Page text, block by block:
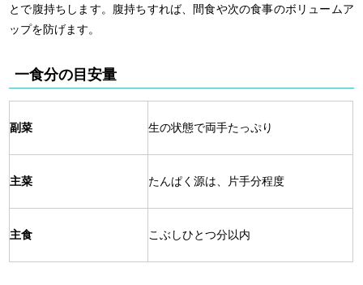
とで腹持ちします。腹持ちすれば、間食や次の食事のボリュームア
ップを防げます。
一食分の目安量
副菜 生の状態で両手たっぷり
主菜 たんぱく源は、片手分程度
主食 こぶしひとつ分以内